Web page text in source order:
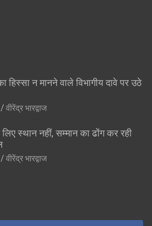
हिस्सा न मानने वाले विभागीय दावे पर उठे
वीरेंद्र भारद्वाज
स्थान नहीं, सम्मान का ढोंग कर रही
वीरेंद्र भारद्वाज